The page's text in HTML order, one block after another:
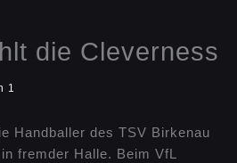
die Cleverness
1
Handballer des TSV Birkenau
fremder Halle. Beim VfL